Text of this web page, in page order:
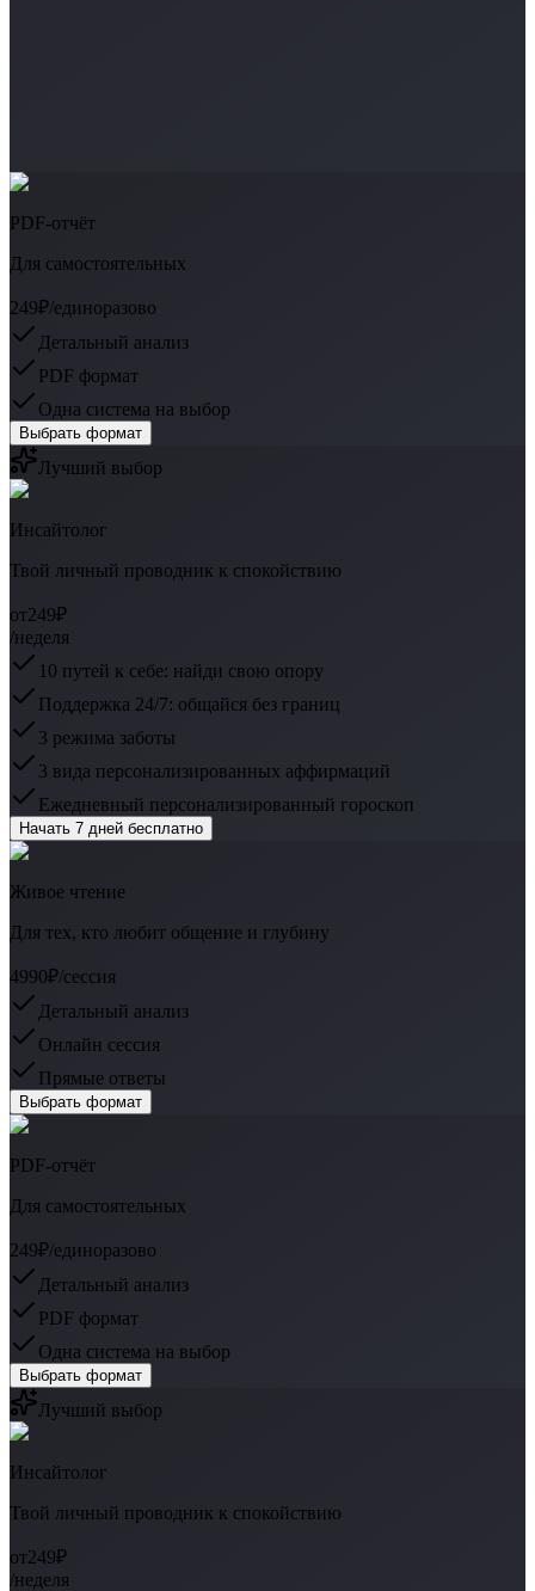
PDF-отчёт
Для самостоятельных
249₽/единоразово
Детальный анализ
PDF формат
Одна система на выбор
Выбрать формат
Лучший выбор
Инсайтолог
Твой личный проводник к спокойствию
от249₽
/неделя
10 путей к себе: найди свою опору
Поддержка 24/7: общайся без границ
3 режима заботы
3 вида персонализированных аффирмаций
Ежедневный персонализированный гороскоп
Начать 7 дней бесплатно
Живое чтение
Для тех, кто любит общение и глубину
4990₽/сессия
Детальный анализ
Онлайн сессия
Прямые ответы
Выбрать формат
PDF-отчёт
Для самостоятельных
249₽/единоразово
Детальный анализ
PDF формат
Одна система на выбор
Выбрать формат
Лучший выбор
Инсайтолог
Твой личный проводник к спокойствию
от249₽
/неделя